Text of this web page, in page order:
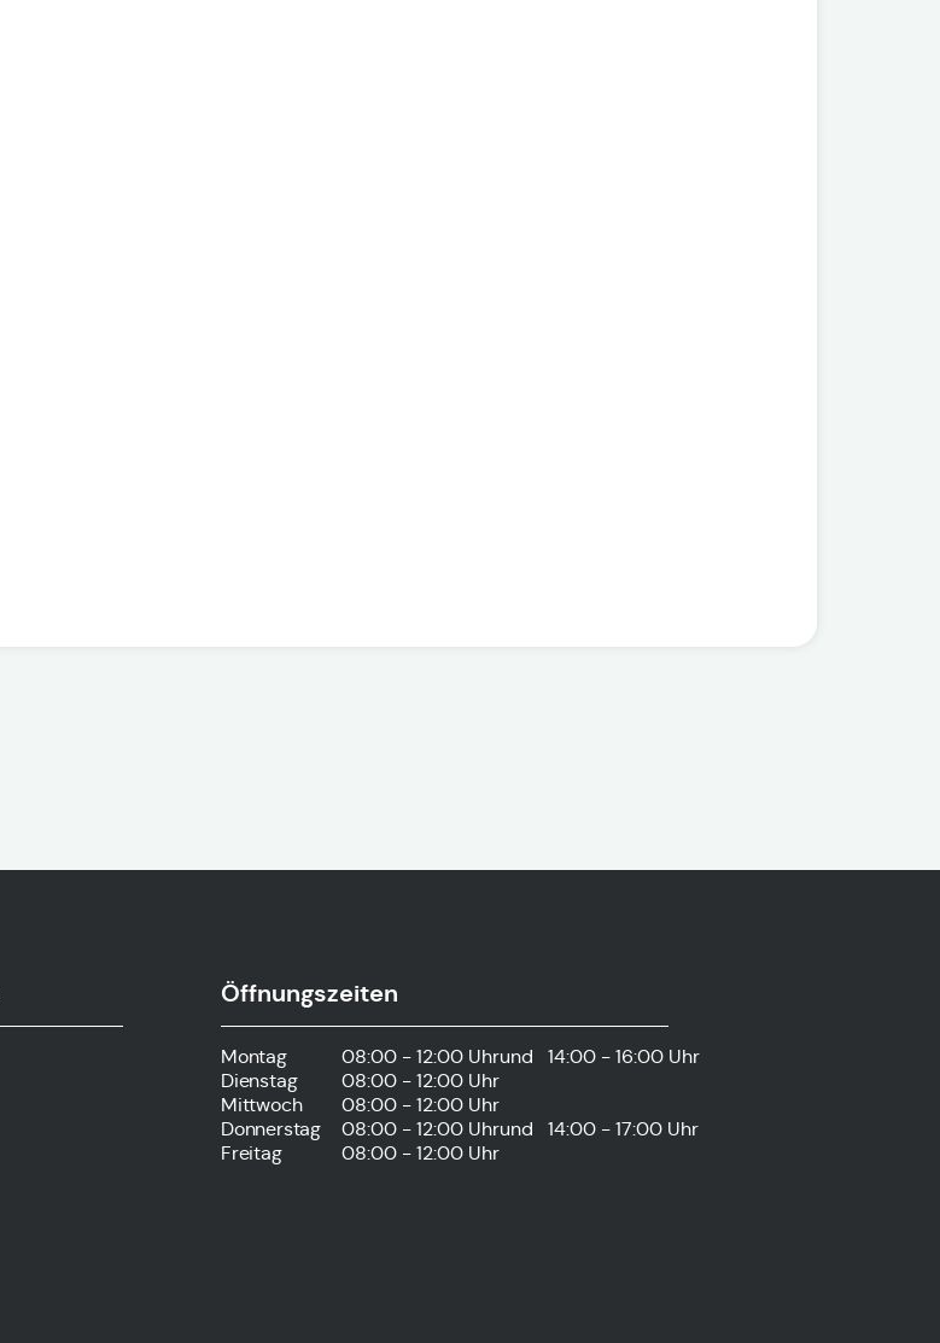
Öffnungszeiten
Montag 08:00 - 12:00 Uhrund
14:00 - 16:00 Uhr
Dienstag
08:00 - 12:00 Uhr
Mittwoch
08:00 - 12:00 Uhr
Donnerstag
08:00 - 12:00 Uhrund
14:00 - 17:00 Uhr
Freitag
08:00 - 12:00 Uhr